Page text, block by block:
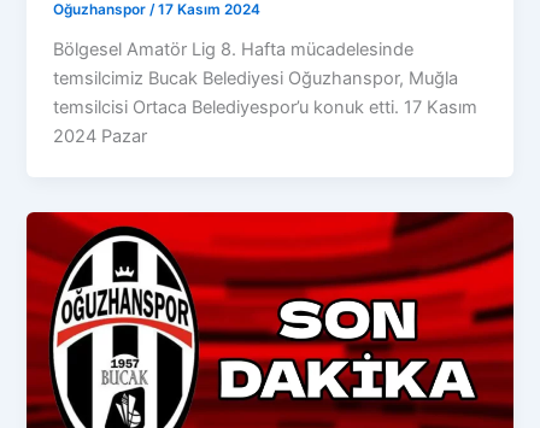
Oğuzhanspor/17 Kasım 2024
Bölgesel Amatör Lig 8. Hafta mücadelesinde
temsilcimiz Bucak Belediyesi Oğuzhanspor, Muğla
temsilcisi Ortaca Belediyespor’u konuk etti. 17 Kasım
2024 Pazar